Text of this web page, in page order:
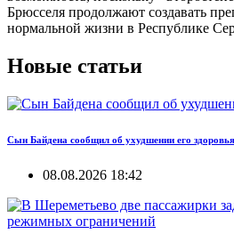
Брюсселя продолжают создавать
нормальной жизни в Республике
Новые статьи
Сын Байдена сообщил об ухудшении его здоровья
08.08.2026 18:42